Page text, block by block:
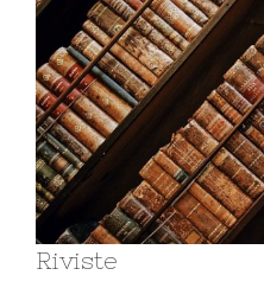
Riviste